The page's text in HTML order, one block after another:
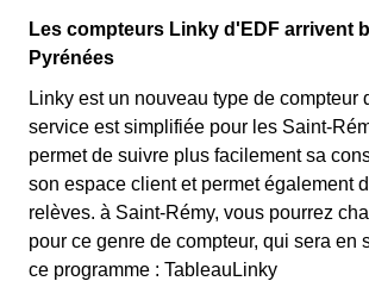
Les compteurs Linky d'EDF arrivent
Pyrénées
Linky est un nouveau type de compteur
service est simplifiée pour les Saint-
permet de suivre plus facilement sa
son espace client et permet également
relèves. à Saint-Rémy, vous pourrez
pour ce genre de compteur, qui sera en
ce programme : TableauLinky